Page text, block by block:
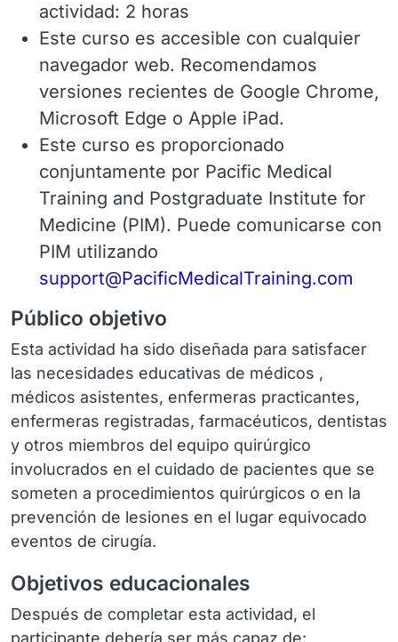
actividad: 2 horas
Este curso es accesible con cualquier
navegador web. Recomendamos
versiones recientes de Google Chrome,
Microsoft Edge o Apple iPad.
Este curso es proporcionado
conjuntamente por Pacific Medical
Training and Postgraduate Institute for
Medicine (PIM). Puede comunicarse con
PIM utilizando
support@PacificMedicalTraining.com
Público objetivo
Esta actividad ha sido diseñada para satisfacer
las necesidades educativas de médicos ,
médicos asistentes, enfermeras practicantes,
enfermeras registradas, farmacéuticos, dentistas
y otros miembros del equipo quirúrgico
involucrados en el cuidado de pacientes que se
someten a procedimientos quirúrgicos o en la
prevención de lesiones en el lugar equivocado
eventos de cirugía.
Objetivos educacionales
Después de completar esta actividad, el